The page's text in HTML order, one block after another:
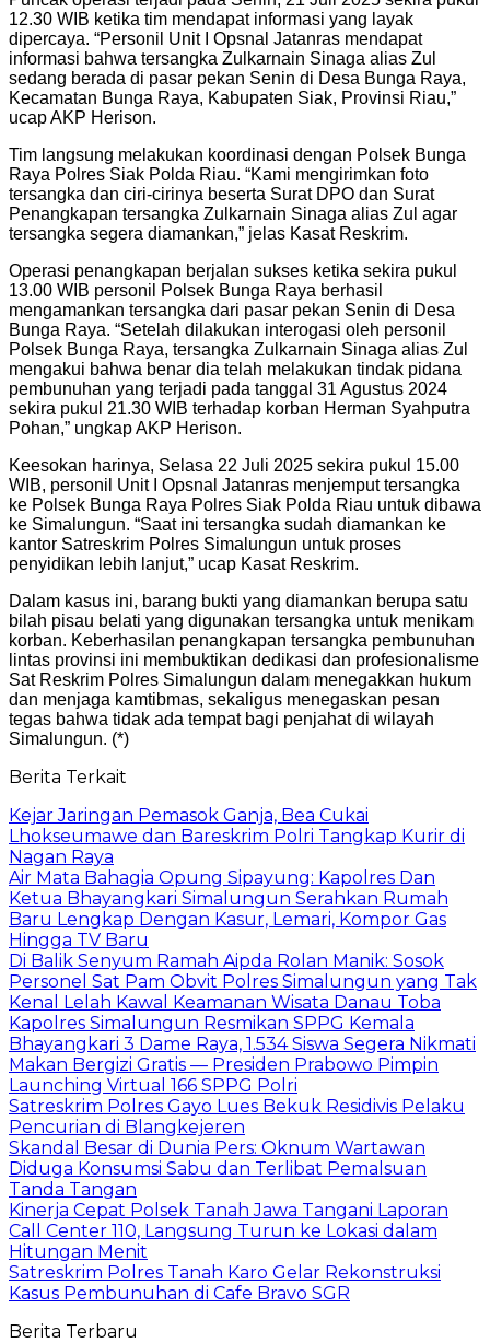
12.30 WIB ketika tim mendapat informasi yang layak
dipercaya. “Personil Unit I Opsnal Jatanras mendapat
informasi bahwa tersangka Zulkarnain Sinaga alias Zul
sedang berada di pasar pekan Senin di Desa Bunga Raya,
Kecamatan Bunga Raya, Kabupaten Siak, Provinsi Riau,”
ucap AKP Herison.
Tim langsung melakukan koordinasi dengan Polsek Bunga
Raya Polres Siak Polda Riau. “Kami mengirimkan foto
tersangka dan ciri-cirinya beserta Surat DPO dan Surat
Penangkapan tersangka Zulkarnain Sinaga alias Zul agar
tersangka segera diamankan,” jelas Kasat Reskrim.
Operasi penangkapan berjalan sukses ketika sekira pukul
13.00 WIB personil Polsek Bunga Raya berhasil
mengamankan tersangka dari pasar pekan Senin di Desa
Bunga Raya. “Setelah dilakukan interogasi oleh personil
Polsek Bunga Raya, tersangka Zulkarnain Sinaga alias Zul
mengakui bahwa benar dia telah melakukan tindak pidana
pembunuhan yang terjadi pada tanggal 31 Agustus 2024
sekira pukul 21.30 WIB terhadap korban Herman Syahputra
Pohan,” ungkap AKP Herison.
Keesokan harinya, Selasa 22 Juli 2025 sekira pukul 15.00
WIB, personil Unit I Opsnal Jatanras menjemput tersangka
ke Polsek Bunga Raya Polres Siak Polda Riau untuk dibawa
ke Simalungun. “Saat ini tersangka sudah diamankan ke
kantor Satreskrim Polres Simalungun untuk proses
penyidikan lebih lanjut,” ucap Kasat Reskrim.
Dalam kasus ini, barang bukti yang diamankan berupa satu
bilah pisau belati yang digunakan tersangka untuk menikam
korban. Keberhasilan penangkapan tersangka pembunuhan
lintas provinsi ini membuktikan dedikasi dan profesionalisme
Sat Reskrim Polres Simalungun dalam menegakkan hukum
dan menjaga kamtibmas, sekaligus menegaskan pesan
tegas bahwa tidak ada tempat bagi penjahat di wilayah
Simalungun. (*)
Berita Terkait
Kejar Jaringan Pemasok Ganja, Bea Cukai
Lhokseumawe dan Bareskrim Polri Tangkap Kurir di
Nagan Raya
Air Mata Bahagia Opung Sipayung: Kapolres Dan
Ketua Bhayangkari Simalungun Serahkan Rumah
Baru Lengkap Dengan Kasur, Lemari, Kompor Gas
Hingga TV Baru
Di Balik Senyum Ramah Aipda Rolan Manik: Sosok
Personel Sat Pam Obvit Polres Simalungun yang Tak
Kenal Lelah Kawal Keamanan Wisata Danau Toba
Kapolres Simalungun Resmikan SPPG Kemala
Bhayangkari 3 Dame Raya, 1.534 Siswa Segera Nikmati
Makan Bergizi Gratis — Presiden Prabowo Pimpin
Launching Virtual 166 SPPG Polri
Satreskrim Polres Gayo Lues Bekuk Residivis Pelaku
Pencurian di Blangkejeren
Skandal Besar di Dunia Pers: Oknum Wartawan
Diduga Konsumsi Sabu dan Terlibat Pemalsuan
Tanda Tangan
Kinerja Cepat Polsek Tanah Jawa Tangani Laporan
Call Center 110, Langsung Turun ke Lokasi dalam
Hitungan Menit
Satreskrim Polres Tanah Karo Gelar Rekonstruksi
Kasus Pembunuhan di Cafe Bravo SGR
Berita Terbaru